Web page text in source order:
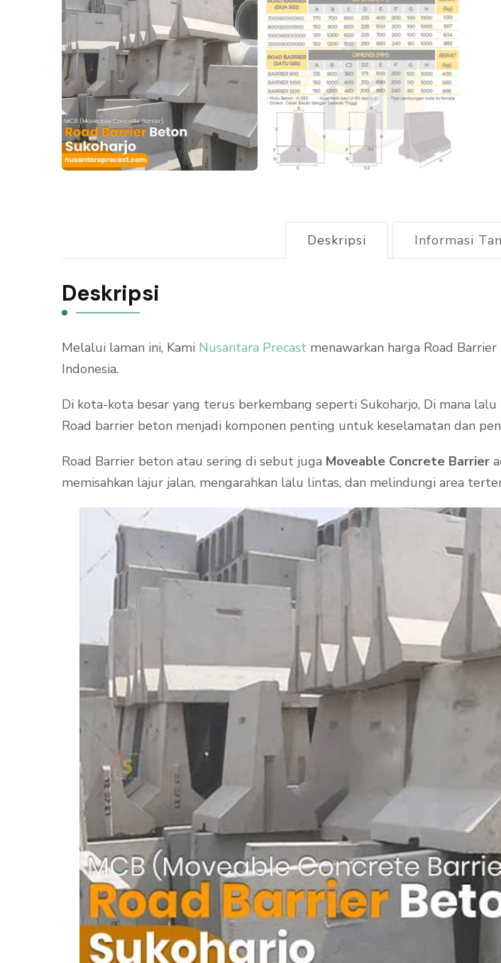
Deskripsi Informasi
Deskripsi
Melalui laman ini, Kami Nusantara Precast menawarkan harga Road
Indonesia.
Di kota-kota besar yang terus berkembang seperti Sukoharjo, Di mana
Road barrier beton menjadi komponen penting untuk keselamatan dan
Road Barrier beton atau sering di sebut juga Moveable Concrete Barrier
memisahkan lajur jalan, mengarahkan lalu lintas, dan melindungi area